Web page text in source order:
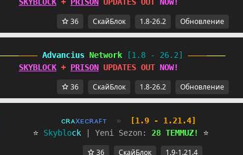
36 СкайБлок 1.8-26.2 Обновление
Advancius Network
[1.8 - 26.2]
SKYBLOCK + PRISON UPDATES OUT NOW!
36 СкайБлок 1.8-26.2 Обновление
ᴄʀᴀxᴇᴄʀᴀꜰᴛ »
[1.9 - 1.21.4]
⭐ Skybl ock | Yeni Sezon: 28 TEMMUZ! ⭐
36 СкайБлок 1.9-1.21.4